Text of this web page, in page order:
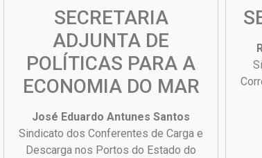
SECRETARIA
ADJUNTA DE
POLÍTICAS PARA A
ECONOMIA DO MAR
José Eduardo Antunes Santos
Sindicato dos Conferentes de Carga e
Descarga nos Portos do Estado do